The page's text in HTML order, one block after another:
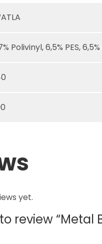
Polivinyl, 6,5% PES,
yet.
review “Metal